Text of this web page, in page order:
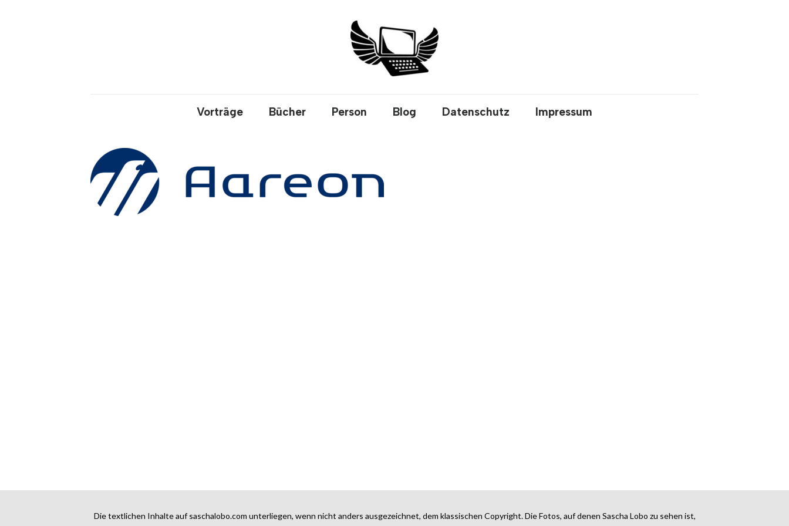
Vorträge Bücher Person Blog Datenschutz Impressum
Die textlichen Inhalte auf saschalobo.com unterliegen, wenn nicht anders ausgezeichnet, dem klassischen Copyright. Die Fotos, auf denen Sascha Lobo zu sehen ist,